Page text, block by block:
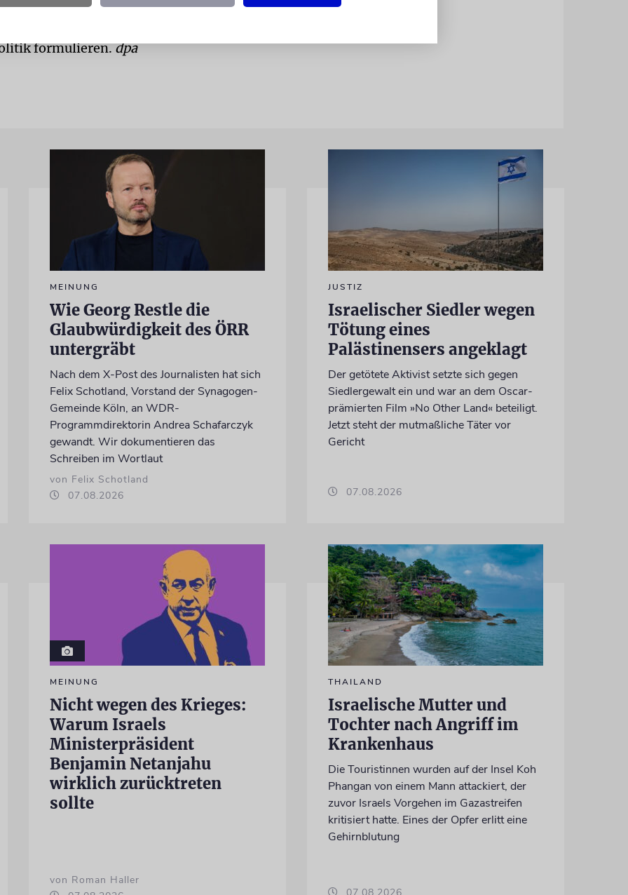
Prozent nicht den Kriterien für eine Einwanderung
formulieren.dpa
MEINUNG
Wie Georg Restle die
Glaubwürdigkeit des ÖRR
untergräbt
Nach dem X-Post des Journalisten hat sich
Felix Schotland, Vorstand der Synagogen-
Gemeinde Köln, an WDR-
Programmdirektorin Andrea Schafarczyk
gewandt. Wir dokumentieren das
Schreiben im Wortlaut
von Felix Schotland
07.08.2026
JUSTIZ
Israelischer Siedler wegen
Tötung eines
Palästinensers angeklagt
Der getötete Aktivist setzte sich gegen
Siedlergewalt ein und war an dem Oscar-
prämierten Film »No Other Land« beteiligt.
Jetzt steht der mutmaßliche Täter vor
Gericht
07.08.2026
MEINUNG
Nicht wegen des Krieges:
Warum Israels
Ministerpräsident
Benjamin Netanjahu
wirklich zurücktreten
sollte
von Roman Haller
THAILAND
Israelische Mutter und
Tochter nach Angriff im
Krankenhaus
Die Touristinnen wurden auf der Insel Koh
Phangan von einem Mann attackiert, der
zuvor Israels Vorgehen im Gazastreifen
kritisiert hatte. Eines der Opfer erlitt eine
Gehirnblutung